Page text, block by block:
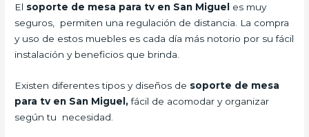
El soporte de mesa para tv en San Miguel es muy
seguros, permiten una regulación de distancia. La compra
y uso de estos muebles es cada día más notorio por su fácil
instalación y beneficios que brinda.
Existen diferentes tipos y diseños de soporte de mesa
para tv en San Miguel,fácil de acomodar y organizar
según tu necesidad.